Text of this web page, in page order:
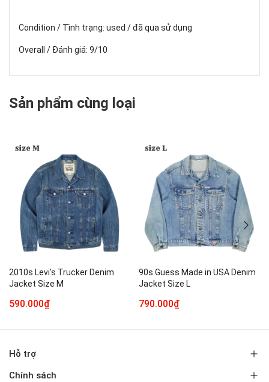
Condition / Tình trạng: used / đã qua sử dụng
Overall / Đánh giá: 9/10
Sản phẩm cùng loại
2010s Levi's Trucker Denim
Jacket Size M
590.000₫
90s Guess Made in USA Denim
Jacket Size L
790.000₫
Hỗ trợ
Chính sách